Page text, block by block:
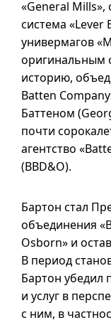
«General
система «Lever
универмагов
оригинальным
историю,
Batten
Баттеном
почти
агентство
(BBD&O).
Бартон стал
объединения
Osborn» и
В период
Бартон убедил
и услуг в
с ним, в